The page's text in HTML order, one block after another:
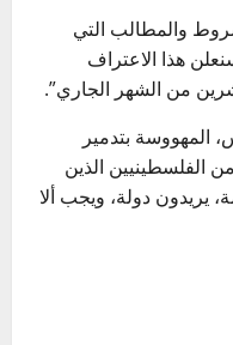
والمطالب التي
هذا الاعتراف
من الشهر الجاري”.
المهووسة بتدمير
الفلسطينيين الذين
يريدون دولة، ويجب ألا